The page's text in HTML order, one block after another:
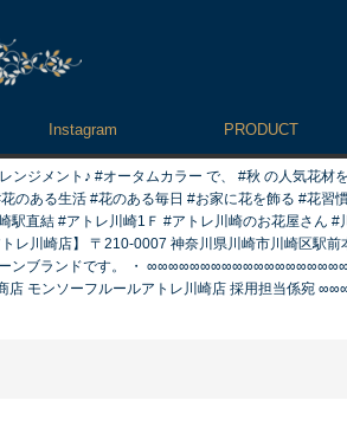
Instagram PRODUCT
ンジメント♪ #オータムカラー で、 #秋 の人気花
のある生活 #花のある毎日 #お家に花を飾る #花
直結 #アトレ川崎1Ｆ #アトレ川崎のお花屋さん
店】 〒210-0007 神奈川県川崎市川崎区駅
ーンブランドです。 ・
商店 モンソーフルールアトレ川崎店 採用担当係